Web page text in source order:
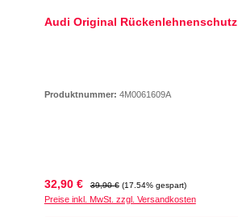
Audi Original Rückenlehnenschutz
Produktnummer: 4M0061609A
Verkaufspreis:
32,90 € Regulärer Preis:
39,90 € (17.54% gespart)
Preise inkl. MwSt. zzgl. Versandkosten